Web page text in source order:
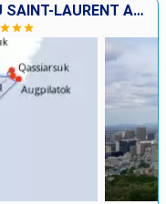
DERNIERS INSTANTS D'HIVER, DU SAINT-LAURENT AU GROENLAND